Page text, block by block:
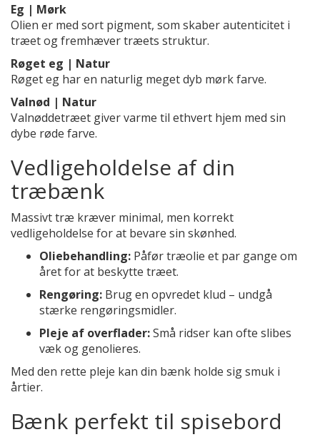
Eg | Mørk
Olien er med sort pigment, som skaber autenticitet i
træet og fremhæver træets struktur.
Røget eg | Natur
Røget eg har en naturlig meget dyb mørk farve.
Valnød | Natur
Valnøddetræet giver varme til ethvert hjem med sin
dybe røde farve.
Vedligeholdelse af din
træbænk
Massivt træ kræver minimal, men korrekt
vedligeholdelse for at bevare sin skønhed.
Oliebehandling: Påfør træolie et par gange om
året for at beskytte træet.
Rengøring: Brug en opvredet klud – undgå
stærke rengøringsmidler.
Pleje af overflader:Små ridser kan ofte slibes
væk og genolieres.
Med den rette pleje kan din bænk holde sig smuk i
årtier.
Bænk perfekt til spisebord